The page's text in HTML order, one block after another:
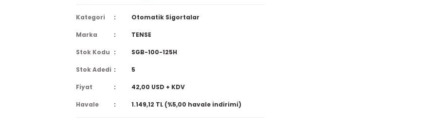
Kategori Otomatik Sigortalar
Marka TENSE
Stok Kodu SGB-100-125H
Stok Adedi 5
Fiyat 42,00 USD + KDV
Havale 1.149,12 TL (%5,00 havale indirimi)